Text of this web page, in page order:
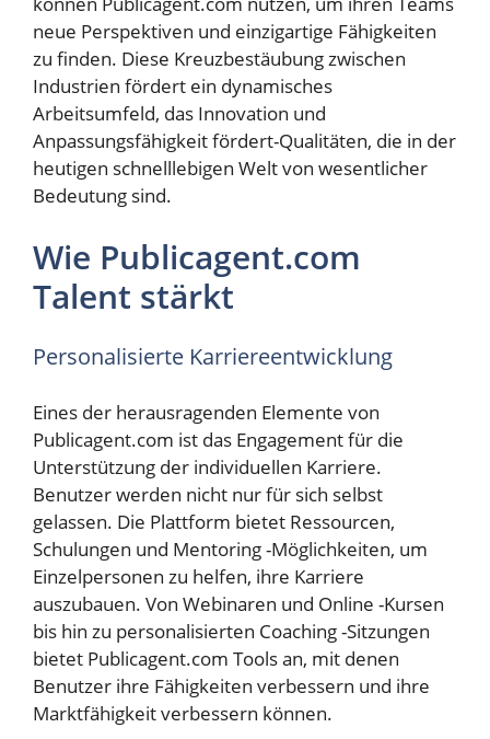
neue Perspektiven und einzigartige Fähigkeiten
zu finden. Diese Kreuzbestäubung zwischen
Industrien fördert ein dynamisches
Arbeitsumfeld, das Innovation und
Anpassungsfähigkeit fördert-Qualitäten, die in der
heutigen schnelllebigen Welt von wesentlicher
Bedeutung sind.
Wie Publicagent.com
Talent stärkt
Personalisierte Karriereentwicklung
Eines der herausragenden Elemente von
Publicagent.com ist das Engagement für die
Unterstützung der individuellen Karriere.
Benutzer werden nicht nur für sich selbst
gelassen. Die Plattform bietet Ressourcen,
Schulungen und Mentoring -Möglichkeiten, um
Einzelpersonen zu helfen, ihre Karriere
auszubauen. Von Webinaren und Online -Kursen
bis hin zu personalisierten Coaching -Sitzungen
bietet Publicagent.com Tools an, mit denen
Benutzer ihre Fähigkeiten verbessern und ihre
Marktfähigkeit verbessern können.